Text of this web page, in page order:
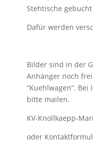
Stehtische
Dafür werden
Bilder sind in der
Anhänger noch
“Kuehlwagen”.
bitte mailen.
KV-Knollkaepp-
oder